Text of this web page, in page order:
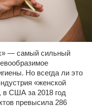
— самый сильный
Но всегда ли это
«женской
в США за 2018 год
превысила 286